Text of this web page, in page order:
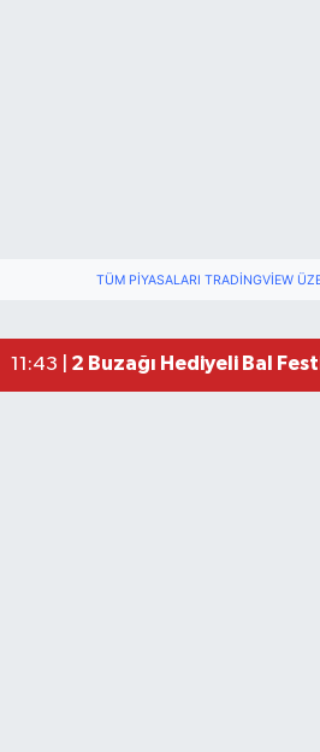
TÜM PIYASALARI TRADINGVIEW
11:43 | 2 Buzağı Hediyeli Bal